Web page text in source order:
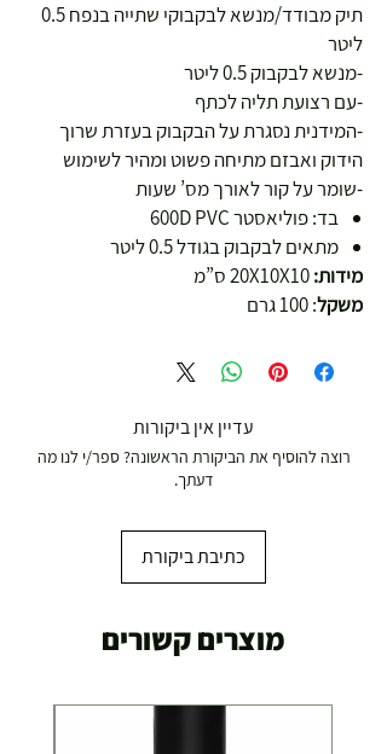
תיק מבודד/מנשא לבקבוקי שתייה בנפח 0.5
ליטר
-מנשא לבקבוק 0.5 ליטר
-עם רצועת תליה לכתף
-המידנית נסגרת על הבקבוק בעזרת שרוך
הידוק ואבזם מתיחה פשוט ומהיר לשימוש
-שומר על קור לאורך מס’ שעות
בד: פוליאסטר 600D PVC
מתאים לבקבוק בגודל 0.5 ליטר
מידות:20X10X10 ס”מ
משקל: 100 גרם
עדיין אין ביקורות
רוצה להוסיף את הביקורת הראשונה? ספר/י לנו מה
דעתך.
כתיבת ביקורת
מוצרים קשורים